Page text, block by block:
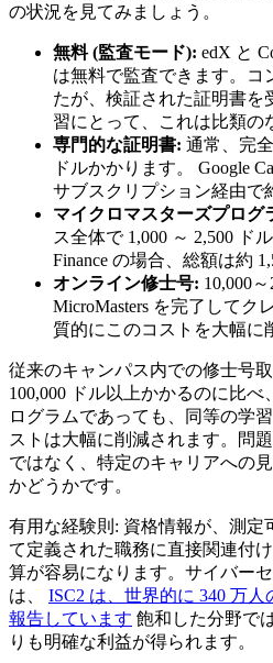
の状況を見てみましょう。
無料 (監査モード): edX と
は無料で監査できます。コ
たが、検証された証明書を
習にとって、これは比類の
専門的な証明書: 通常、完
ドルかかります。 Google
サブスクリプション経由で
マイクロマスターズプログ
ス全体で 1,000 ～ 2,500 ド
Finance の場合、総額は約
オンライン修士号: 10,000
MicroMasters を完了してク
質的にこのコストを大幅に
従来のキャンパス内での修士号
100,000 ドル以上かかるのに比べ
ログラムであっても、同等の学
ストは大幅に削減されます。問
ではなく、特定のキャリアへの
かどうかです。
有用な経験則: 資格情報が、測定
て定義された職務に直接関連付
算が容易になります。サイバー
は、 ISC2 は、世界的に 340 万
報告しています 飽和した分野で
りも明確な利益が得られます。